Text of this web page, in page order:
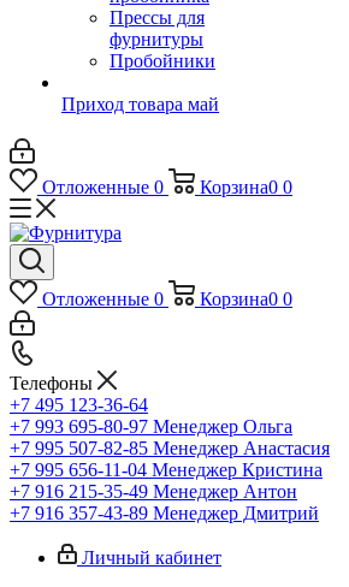
Прессы для
фурнитуры
Пробойники
Приход товара май
Отложенные 0 Корзина0 0
Отложенные 0 Корзина0 0
Телефоны
+7 495 123-36-64
+7 993 695-80-97 Менеджер Ольга
+7 995 507-82-85 Менеджер Анастасия
+7 995 656-11-04 Менеджер Кристина
+7 916 215-35-49 Менеджер Антон
+7 916 357-43-89 Менеджер Дмитрий
Личный кабинет